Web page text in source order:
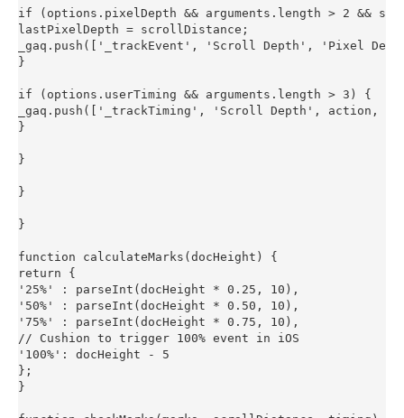
if (options.pixelDepth && arguments.length > 2 &&
lastPixelDepth = scrollDistance;
_gaq.push(['_trackEvent', 'Scroll Depth', 'Pixel
}
if (options.userTiming && arguments.length > 3) {
_gaq.push(['_trackTiming', 'Scroll Depth', action,
}
}
}
}
function calculateMarks(docHeight) {
return {
'25%' : parseInt(docHeight * 0.25, 10),
'50%' : parseInt(docHeight * 0.50, 10),
'75%' : parseInt(docHeight * 0.75, 10),
// Cushion to trigger 100% event in iOS
'100%': docHeight - 5
};
}